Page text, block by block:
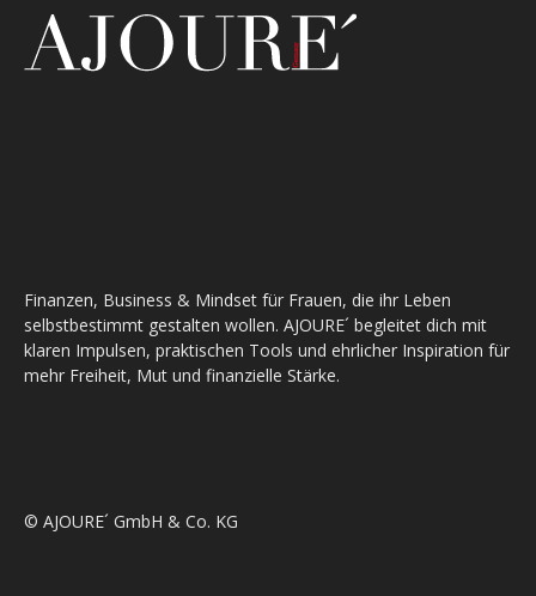
Finanzen, Business & Mindset für Frauen, die ihr Leben
selbstbestimmt gestalten wollen. AJOURE´ begleitet dich mit
klaren Impulsen, praktischen Tools und ehrlicher Inspiration für
mehr Freiheit, Mut und finanzielle Stärke.
© AJOURE´ GmbH & Co. KG